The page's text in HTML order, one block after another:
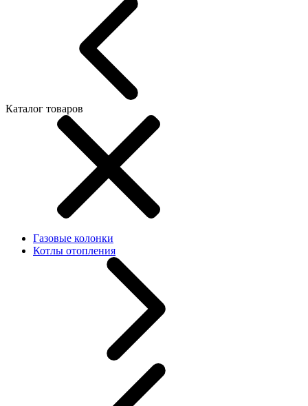
Каталог товаров
Газовые колонки
Котлы отопления